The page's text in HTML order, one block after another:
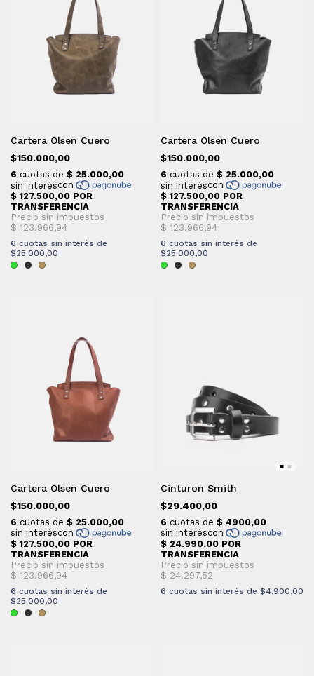
Cartera Olsen Cuero
$150.000,00
6 cuotas sin interés de
$25.000,00
Cartera Olsen Cuero
$150.000,00
6 cuotas sin interés de
$25.000,00
Cartera Olsen Cuero
$150.000,00
6 cuotas sin interés de
$25.000,00
Cinturon Smith
$29.400,00
6 cuotas sin interés de $4.900,00